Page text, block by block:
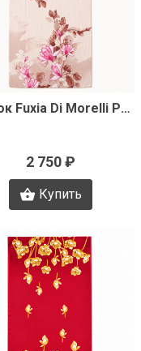
Быстрый просмотрПлаток Fuxia Di Morelli Pamela J3481
2 750 ₽
Купить